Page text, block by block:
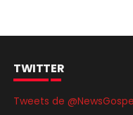
TWITTER
Tweets de